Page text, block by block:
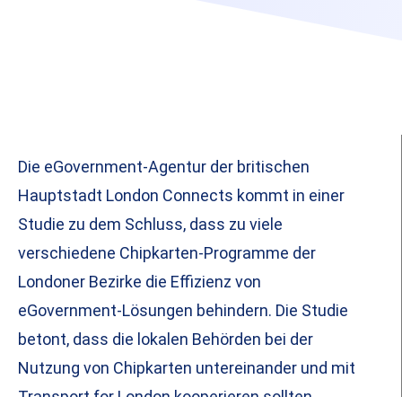
Die eGovernment-Agentur der britischen
Hauptstadt London Connects kommt in einer
Studie zu dem Schluss, dass zu viele
verschiedene Chipkarten-Programme der
Londoner Bezirke die Effizienz von
eGovernment-Lösungen behindern. Die Studie
betont, dass die lokalen Behörden bei der
Nutzung von Chipkarten untereinander und mit